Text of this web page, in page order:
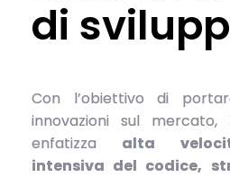
di
Con l’obiettivo di
innovazioni sul
enfatizza alta
intensiva del codice,